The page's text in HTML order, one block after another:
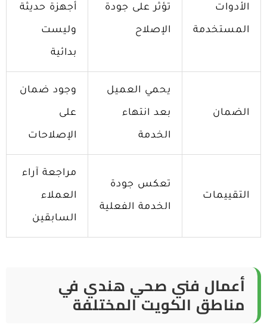
الأدوات
المستخدمة
تؤثر على جودة
الإصلاح
أجهزة حديثة
وليست
بدائية
الضمان
يحمي العميل
بعد انتهاء
الخدمة
وجود ضمان
على
الإصلاحات
التقييمات
تعكس جودة
الخدمة الفعلية
مراجعة آراء
العملاء
السابقين
أعمال فني صحي هندي في
مناطق الكويت المختلفة